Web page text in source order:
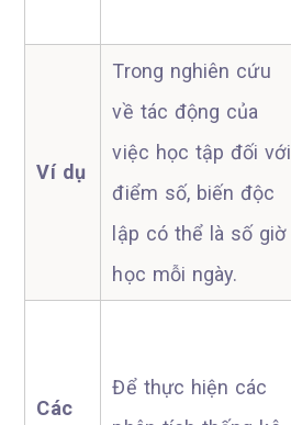
Ví dụ
Trong nghiên cứu
về tác động của
việc học tập đối với
điểm số, biến độc
lập có thể là số giờ
học mỗi ngày.
Các
Để thực hiện các